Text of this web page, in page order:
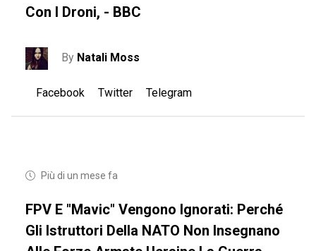
Con I Droni, - BBC
By Natali Moss
Facebook Twitter Telegram
Più di un mese fa
FPV E "mavic" Vengono Ignorati: Perché
Gli Istruttori Della NATO Non Insegnano